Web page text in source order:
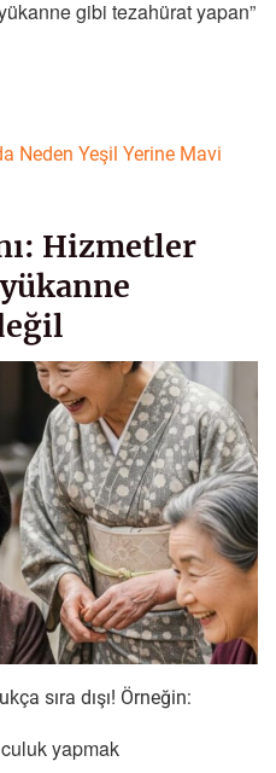
gibi tezahürat yapan”
Neden Yeşil Yerine Mavi
Hizmetler
sıra dışı! Örneğin:
yapmak